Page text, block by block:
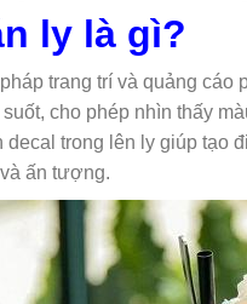
ly là gì?
trang trí và quảng
cho phép nhìn thấy
trong lên ly giúp tạo
ấn tượng.